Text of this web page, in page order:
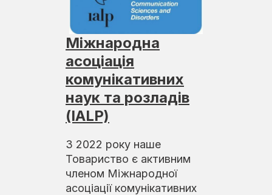
Міжнародна
асоціація
комунікативних
наук та розладів
(IALP)
З 2022 року наше
Товариство є активним
членом Міжнародної
асоціації комунікативних